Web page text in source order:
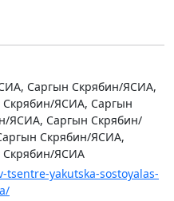
Саргын Скрябин/ЯСИА,
ЯСИА, Саргын
ЯСИА, Саргын Скрябин/
Скрябин/ЯСИА,
Скрябин/ЯСИА
tsentre-yakutska-sostoyalas-